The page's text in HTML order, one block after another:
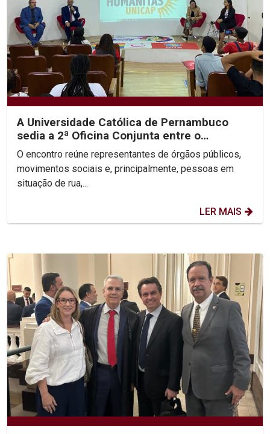
A Universidade Católica de Pernambuco
sedia a 2ª Oficina Conjunta entre o
Ministério Público, a...
O encontro reúne representantes de órgãos públicos,
movimentos sociais e, principalmente, pessoas em
situação de rua,...
LER MAIS